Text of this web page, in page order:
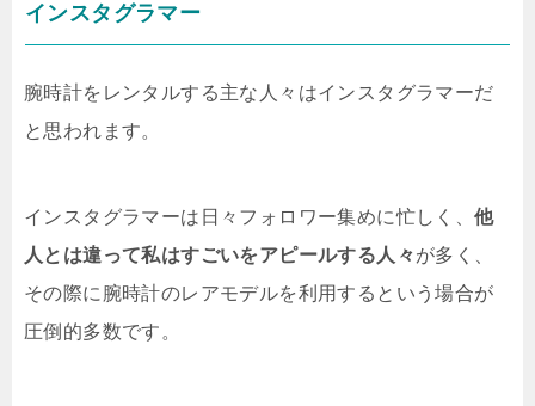
インスタグラマー
腕時計をレンタルする主な人々はインスタグラマーだ
と思われます。
インスタグラマーは日々フォロワー集めに忙しく、他
人とは違って私はすごいをアピールする人々が多く、
その際に腕時計のレアモデルを利用するという場合が
圧倒的多数です。